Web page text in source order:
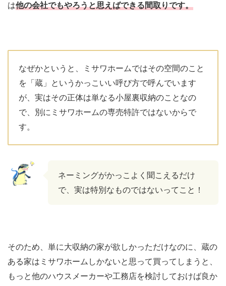
は他の会社でもやろうと思えばできる間取りです。
なぜかというと、ミサワホームではその空間のこと
を「蔵」というかっこいい呼び方で呼んでいます
が、実はその正体は単なる小屋裏収納のことなの
で、別にミサワホームの専売特許ではないからで
す。
ネーミングがかっこよく聞こえるだけ
で、実は特別なものではないってこと！
そのため、単に大収納の家が欲しかっただけなのに、蔵の
ある家はミサワホームしかないと思って買ってしまうと、
もっと他のハウスメーカーや工務店を検討しておけば良か